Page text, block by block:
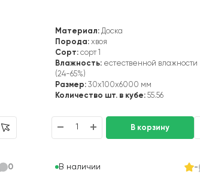
0
Материал:Доска
Порода:хвоя
Сорт:сорт 1
Влажность:естественной влажности
(24-65%)
Размер:30x100x6000 мм
Количество шт. в кубе:55.56
В наличии -